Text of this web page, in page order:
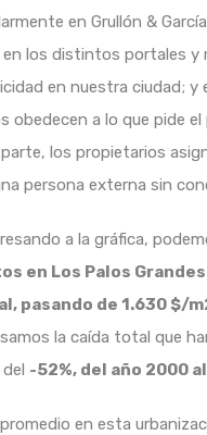
en Grullón &
los distintos portales y
en nuestra ciudad;
obedecen a lo que pide
los propietarios
persona externa sin
a la gráfica,
en Los Palos
pasando de 1.630 $/
la caída total que
-52%, del año 2000
en esta